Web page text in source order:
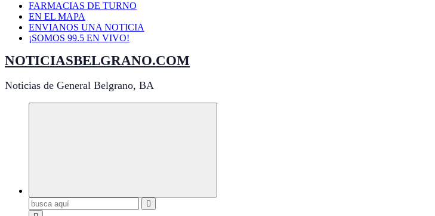
FARMACIAS DE TURNO
EN EL MAPA
ENVIANOS UNA NOTICIA
¡SOMOS 99.5 EN VIVO!
NOTICIASBELGRANO.COM
Noticias de General Belgrano, BA
Buscar: